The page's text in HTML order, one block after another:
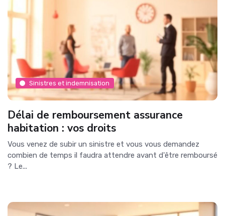
Sinistres et indemnisation
Délai de remboursement assurance
habitation : vos droits
Vous venez de subir un sinistre et vous vous demandez
combien de temps il faudra attendre avant d'être remboursé
? Le...